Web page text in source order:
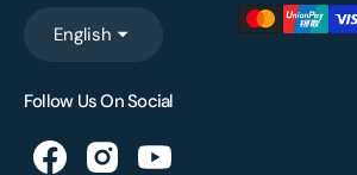
English
Follow Us On Social